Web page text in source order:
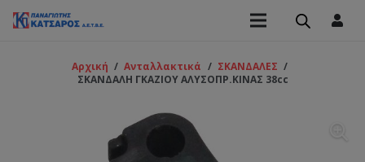
Αρχική / Ανταλλακτικά / ΣΚΑΝΔΑΛΕΣ /
ΣΚΑΝΔΑΛΗ ΓΚΑΖΙΟΥ ΑΛΥΣΟΠΡ.ΚΙΝΑΣ 38cc